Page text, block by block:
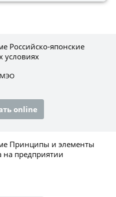
Российско-японские
условиях
МЭО
online
Принципы и элементы
на предприятии